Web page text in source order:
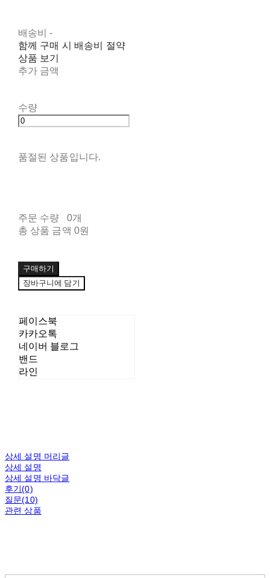
배송비-
함께 구매 시 배송비 절약
상품 보기
추가 금액
수량
품절된 상품입니다.
주문 수량
0개
총 상품 금액 0원
구매하기
장바구니에 담기
페이스북
카카오톡
네이버 블로그
밴드
라인
상세 설명 머리글
상세 설명
상세 설명 바닥글
후기(0)
질문(10)
관련 상품